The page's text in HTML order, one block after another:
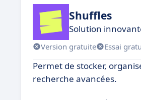
Shuffles
Solution
Version gratuite Essai
Permet de stocker,
recherche avancées.